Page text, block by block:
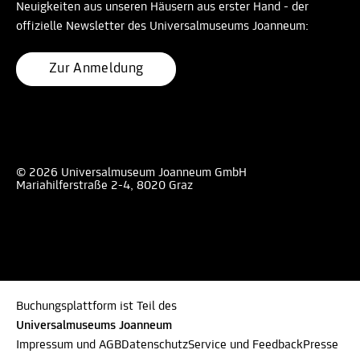
Neuigkeiten aus unseren Häusern aus erster Hand - der
offizielle Newsletter des Universalmuseums Joanneum:
Zur Anmeldung
© 2026 Universalmuseum Joanneum GmbH
Mariahilferstraße 2-4, 8020 Graz
Buchungsplattform ist Teil des
Universalmuseums Joanneum
Impressum und AGBDatenschutzService und FeedbackPresse